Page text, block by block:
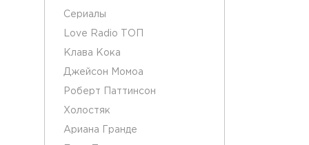
Сериалы
Love Radio ТОП
Клава Кока
Джейсон Момоа
Роберт Паттинсон
Холостяк
Ариана Гранде